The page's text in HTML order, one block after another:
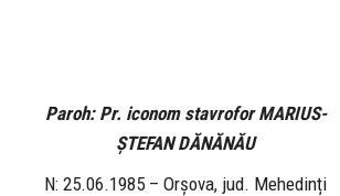
Paroh: Pr. iconom stavrofor MARIUS-
ȘTEFAN DĂNĂNĂU
N: 25.06.1985 – Orșova, jud. Mehedinți